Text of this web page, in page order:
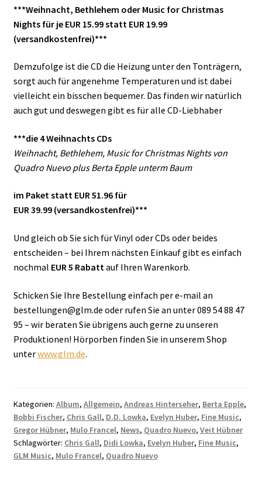
***Weihnacht, Bethlehem oder Music for Christmas
Nights für je EUR 15.99 statt EUR 19.99
(versandkostenfrei)***
Demzufolge ist die CD die Heizung unter den Tonträgern,
sorgt auch für angenehme Temperaturen und ist dabei
vielleicht ein bisschen bequemer. Das finden wir natürlich
auch gut und deswegen gibt es für alle CD-Liebhaber
***die 4 Weihnachts CDs
Weihnacht, Bethlehem, Music for Christmas Nights von
Quadro Nuevo plus Berta Epple unterm Baum
im Paket statt EUR 51.96 für
EUR 39.99 (versandkostenfrei)***
Und gleich ob Sie sich für Vinyl oder CDs oder beides
entscheiden – bei Ihrem nächsten Einkauf gibt es einfach
nochmal EUR 5 Rabattauf Ihren Warenkorb.
Schicken Sie Ihre Bestellung einfach per e-mail an
bestellungen@glm.de oder rufen Sie an unter 089 54 88 47
95 – wir beraten Sie übrigens auch gerne zu unseren
Produktionen! Hörporben finden Sie in unserem Shop
unterwww.glm.de.
Kategorien: Album, Allgemein, Andreas Hinterseher, Berta Epple,
Bobbi Fischer, Chris Gall, D.D. Lowka, Evelyn Huber, Fine Music,
Gregor Hübner, Mulo Francel, News, Quadro Nuevo, Veit Hübner
Schlagwörter: Chris Gall, Didi Lowka, Evelyn Huber, Fine Music,
GLM Music, Mulo Francel, Quadro Nuevo